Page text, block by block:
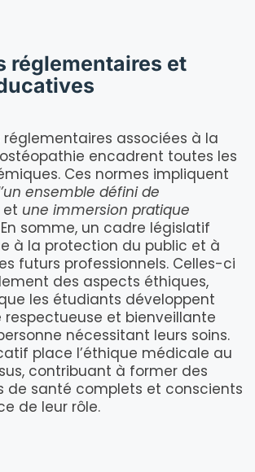
réglementaires et
réglementaires associées à la
encadrent toutes les
Ces normes impliquent
ensemble défini de
et une immersion pratique
En somme, un cadre législatif
à la protection du public et à
futurs professionnels. Celles-ci
des aspects éthiques,
les étudiants développent
respectueuse et bienveillante
nécessitant leurs soins.
place l’éthique médicale au
contribuant à former des
de santé complets et conscients
de leur rôle.